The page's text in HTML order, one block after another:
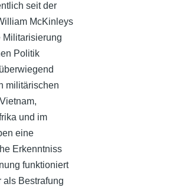
seit der
McKinleys
Militarisierung
Politik
militärischen
und im
eine
Erkenntniss
funktioniert
als Bestrafung